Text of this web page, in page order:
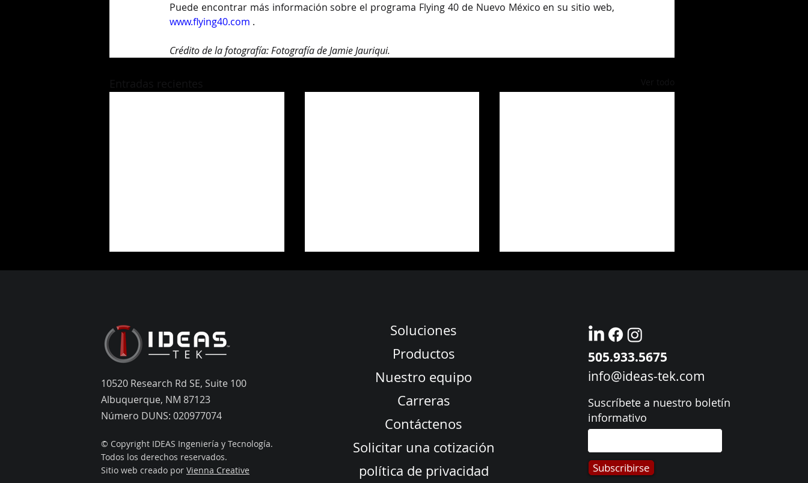
www.flying40.com .
Crédito de la fotografía: Fotografía de Jamie Jauriqui.
Prensa de IDEAS-TEK HPSC
Día del Pasante 2024 en NewSpace
Premio de la Diversidad en los
Negocios de Space Valley 2023 para
Empresas con Empleados de
10520 Research Rd SE, Suite 100
Albuquerque, NM 87123
Número DUNS: 020977074
© Copyright IDEAS Ingeniería y Tecnología.
Todos los derechos reservados.
Sitio web creado por Vienna Creative
Soluciones
Productos
Nuestro equipo
Carreras
Contáctenos
Solicitar una cotización
política de privacidad
Subscribirse
505.933.5675
info@ideas-tek.com
Suscríbete a nuestro boletín
informativo